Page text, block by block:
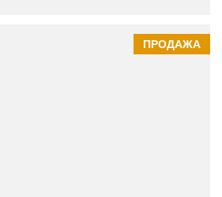
ПРОДАЖА